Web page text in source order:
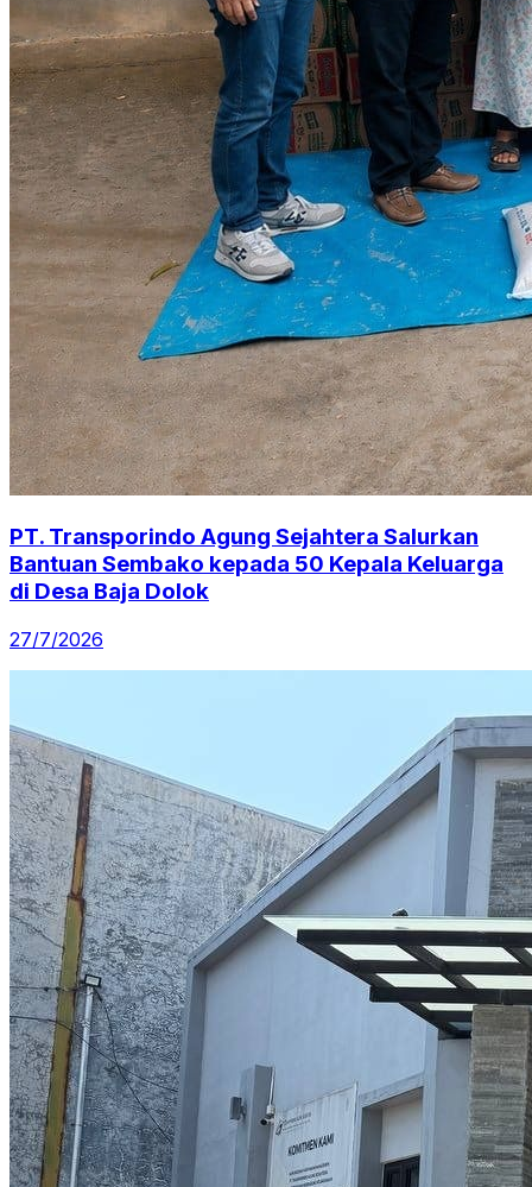
PT. Transporindo Agung Sejahtera Salurkan
Bantuan Sembako kepada 50 Kepala Keluarga
di Desa Baja Dolok
27/7/2026